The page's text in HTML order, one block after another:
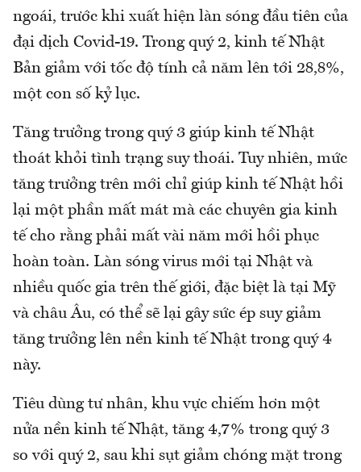
ngoái, trước khi xuất hiện làn sóng đầu tiên của
đại dịch Covid-19. Trong quý 2, kinh tế Nhật
Bản giảm với tốc độ tính cả năm lên tới 28,8%,
một con số kỷ lục.
Tăng trưởng trong quý 3 giúp kinh tế Nhật
thoát khỏi tình trạng suy thoái. Tuy nhiên, mức
tăng trưởng trên mới chỉ giúp kinh tế Nhật hồi
lại một phần mất mát mà các chuyên gia kinh
tế cho rằng phải mất vài năm mới hồi phục
hoàn toàn. Làn sóng virus mới tại Nhật và
nhiều quốc gia trên thế giới, đặc biệt là tại Mỹ
và châu Âu, có thể sẽ lại gây sức ép suy giảm
tăng trưởng lên nền kinh tế Nhật trong quý 4
này.
Tiêu dùng tư nhân, khu vực chiếm hơn một
nửa nền kinh tế Nhật, tăng 4,7% trong quý 3
so với quý 2, sau khi sụt giảm chóng mặt trong